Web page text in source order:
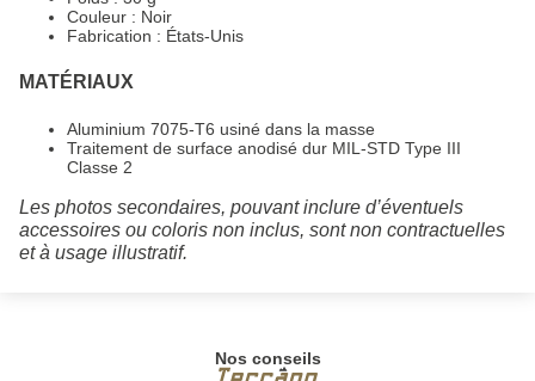
Couleur : Noir
Fabrication : États-Unis
MATÉRIAUX
Aluminium 7075-T6 usiné dans la masse
Traitement de surface anodisé dur MIL-STD Type III
Classe 2
Les photos secondaires, pouvant inclure d’éventuels
accessoires ou coloris non inclus, sont non contractuelles
et à usage illustratif.
Nos conseils